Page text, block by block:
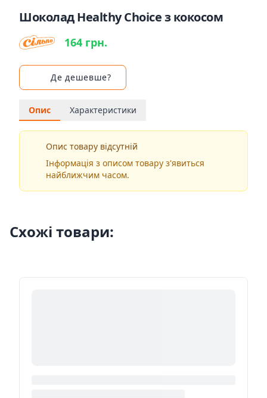
Шоколад Healthy Choice з кокосом
164 грн.
Де дешевше?
Опис Характеристики
Опис товару відсутній
Інформація з описом товару з'явиться
найближчим часом.
Схожі товари: